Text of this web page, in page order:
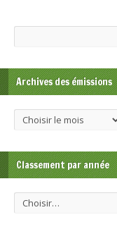
Recherche
Archives des émissions
Classement par année